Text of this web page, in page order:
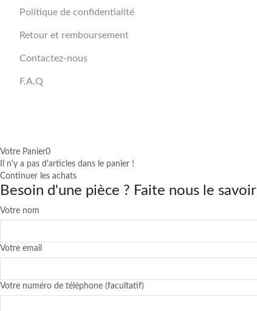
Politique de confidentialité
Retour et remboursement
Contactez-nous
F.A.Q
Votre Panier0
Il n'y a pas d'articles dans le panier !
Continuer les achats
Besoin d'une pièce ? Faite nous le savoir
Votre nom
Votre email
Votre numéro de téléphone (facultatif)